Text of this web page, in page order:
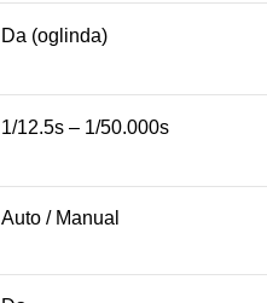
Da (oglinda)
1/12.5s – 1/50.000s
Auto / Manual